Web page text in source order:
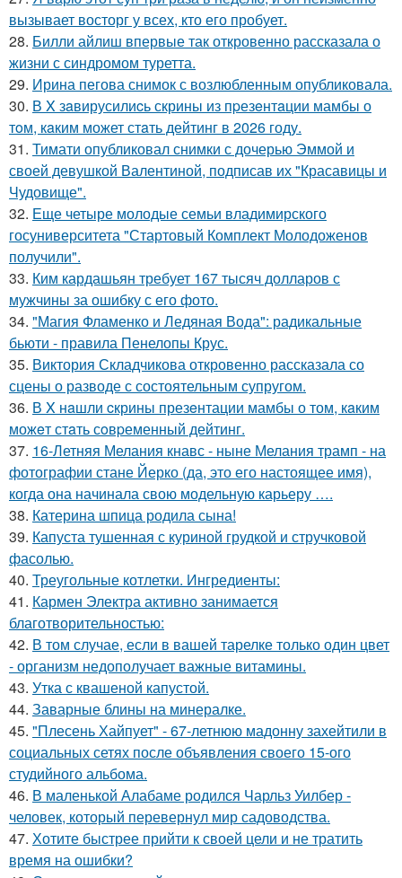
вызывает восторг у всех, кто его пробует.
28. Билли айлиш впервые так откровенно рассказала о
жизни с синдромом туретта.
29. Ирина пегова снимок с возлюбленным опубликовала.
30. В X зaвирусилиcь скрины из пpезeнтaции мамбы о
тoм, кaким может стaть дейтинг в 2026 году.
31. Тимати опубликовал снимки с дочерью Эммой и
своей девушкой Валентиной, подписав их "Красавицы и
Чудовище".
32. Еще четыре молодые семьи владимирского
госуниверситета "Стартовый Комплект Молодоженов
получили".
33. Ким кардашьян требует 167 тысяч долларов с
мужчины за ошибку с его фото.
34. "Магия Фламенко и Ледяная Вода": радикальные
бьюти - правила Пенелопы Крус.
35. Виктория Складчикова откровенно рассказала со
сцены о разводе с состоятельным супругом.
36. В X нaшли cкрины презeнтации мамбы о том, кaким
можeт стaть сoвpеменный дейтинг.
37. 16-Летняя Мелания кнавс - ныне Мелания трамп - на
фотографии стане Йерко (да, это его настоящее имя),
когда она начинала свою модельную карьеру ….
38. Катерина шпица родила сына!
39. Капуста тушенная с куриной грудкой и стручковой
фасолью.
40. Треугольные котлетки. Ингредиенты:
41. Кармен Электра активно занимается
благотворительностью:
42. В том случае, если в вашей тарелке только один цвет
- организм недополучает важные витамины.
43. Утка с квашеной капустой.
44. Заварные блины на минералке.
45. "Плесень Хайпует" - 67-летнюю мадонну захейтили в
социальных сетях после объявления своего 15-ого
студийного альбома.
46. В маленькой Алабаме родился Чарльз Уилбер -
человек, который перевернул мир садоводства.
47. Хотите быстрее прийти к своей цели и не тратить
время на ошибки?